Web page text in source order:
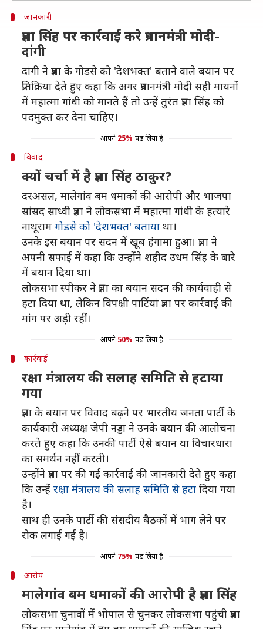
जानकारी
प्रज्ञा सिंह पर कार्रवाई करे प्रधानमंत्री मोदी-
दांगी
दांगी ने प्रज्ञा के गोडसे को 'देशभक्त' बताने वाले बयान पर
प्रतिक्रिया देते हुए कहा कि अगर प्रधानमंत्री मोदी सही मायनों
में महात्मा गांधी को मानते हैं तो उन्हें तुरंत प्रज्ञा सिंह को
पदमुक्त कर देना चाहिए।
आपने 25% पढ़ लिया है
विवाद
क्यों चर्चा में है प्रज्ञा सिंह ठाकुर?
दरअसल, मालेगांव बम धमाकों की आरोपी और भाजपा
सांसद साध्वी प्रज्ञा ने लोकसभा में महात्मा गांधी के हत्यारे
नाथूराम गोडसे को 'देशभक्त' बताया था।
उनके इस बयान पर सदन में खूब हंगामा हुआ। प्रज्ञा ने
अपनी सफाई में कहा कि उन्होंने शहीद उधम सिंह के बारे
में बयान दिया था।
लोकसभा स्पीकर ने प्रज्ञा का बयान सदन की कार्यवाही से
हटा दिया था, लेकिन विपक्षी पार्टियां प्रज्ञा पर कार्रवाई की
मांग पर अड़ी रहीं।
आपने 50% पढ़ लिया है
कार्रवाई
रक्षा मंत्रालय की सलाह समिति से हटाया
गया
प्रज्ञा के बयान पर विवाद बढ़ने पर भारतीय जनता पार्टी के
कार्यकारी अध्यक्ष जेपी नड्डा ने उनके बयान की आलोचना
करते हुए कहा कि उनकी पार्टी ऐसे बयान या विचारधारा
का समर्थन नहीं करती।
उन्होंने प्रज्ञा पर की गई कार्रवाई की जानकारी देते हुए कहा
कि उन्हें रक्षा मंत्रालय की सलाह समिति से हटा दिया गया
है।
साथ ही उनके पार्टी की संसदीय बैठकों में भाग लेने पर
रोक लगाई गई है।
आपने 75% पढ़ लिया है
आरोप
मालेगांव बम धमाकों की आरोपी है प्रज्ञा सिंह
लोकसभा चुनावों में भोपाल से चुनकर लोकसभा पहुंची प्रज्ञा